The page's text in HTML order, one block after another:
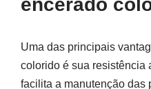
encerado
Uma das principais
colorido é sua resistência
facilita a manutenção das